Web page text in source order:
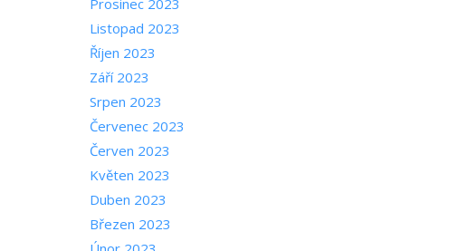
Prosinec 2023
Listopad 2023
Říjen 2023
Září 2023
Srpen 2023
Červenec 2023
Červen 2023
Květen 2023
Duben 2023
Březen 2023